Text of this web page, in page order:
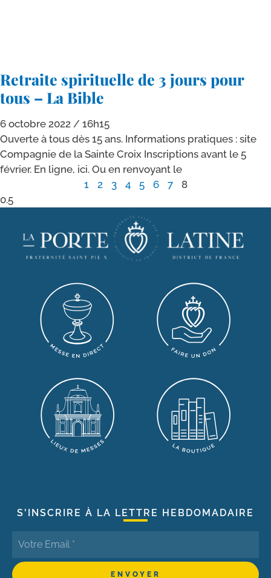
Retraite spirituelle de 3 jours pour
tous – La Bible
6 octobre 2022
16h15
Ouverte à tous dès 15 ans. Informations pra­tiques : site
Compagnie de la Sainte Croix Inscriptions avant le 5
février. En ligne, ici. Ou en ren­voyant le
1
2 3 4 5 6 7 8
S'INSCRIRE À LA LETTRE HEBDOMADAIRE